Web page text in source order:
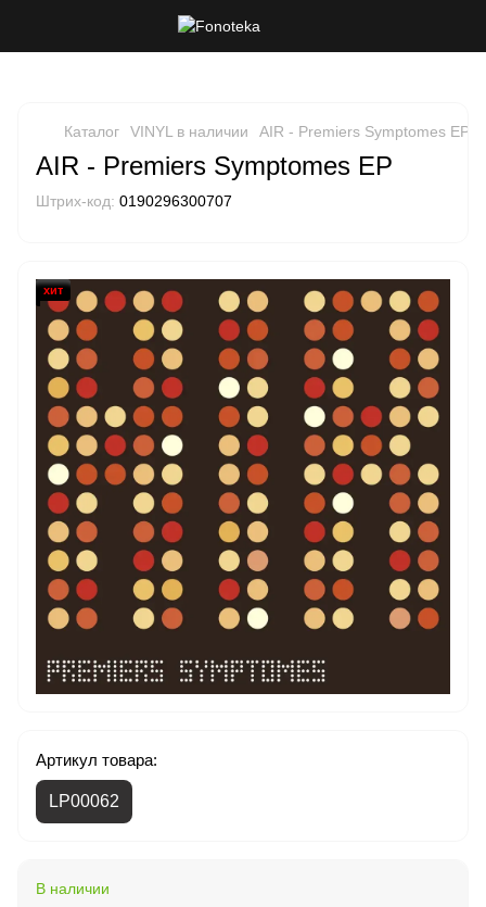
Каталог VINYL в наличии AIR - Premiers Symptomes EP
AIR - Premiers Symptomes EP
Штрих-код: 0190296300707
хит
Артикул товара:
LP00062
В наличии